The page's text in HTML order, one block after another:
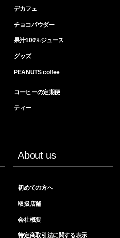
デカフェ
チョコパウダー
果汁100%ジュース
グッズ
PEANUTS coffee
コーヒーの定期便
ティー
About us
初めての方へ
取扱店舗
会社概要
特定商取引法に関する表示